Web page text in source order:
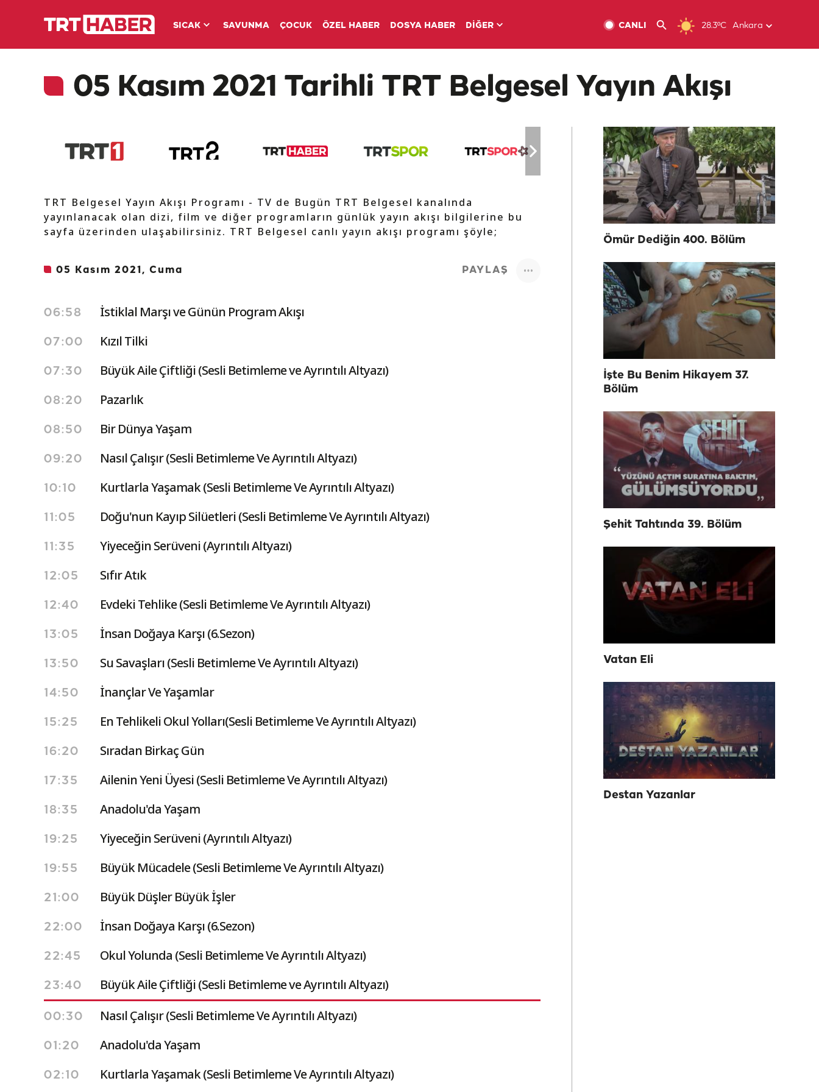
SICAK SAVUNMA ÇOCUK ÖZEL HABER DOSYA HABER DİĞER 28.3ºC Ankara
CANLI
05 Kasım 2021 Tarihli TRT Belgesel Yayın Akışı
TRT Belgesel Yayın Akışı Programı - TV de Bugün TRT Belgesel kanalında
yayınlanacak olan dizi, film ve diğer programların günlük yayın akışı bilgilerine bu
sayfa üzerinden ulaşabilirsiniz. TRT Belgesel canlı yayın akışı programı şöyle;
05 Kasım 2021, Cuma PAYLAŞ
06:58 İstiklal Marşı ve Günün Program Akışı
07:00 Kızıl Tilki
07:30 Büyük Aile Çiftliği (Sesli Betimleme ve Ayrıntılı Altyazı)
08:20 Pazarlık
08:50 Bir Dünya Yaşam
09:20 Nasıl Çalışır (Sesli Betimleme Ve Ayrıntılı Altyazı)
10:10 Kurtlarla Yaşamak (Sesli Betimleme Ve Ayrıntılı Altyazı)
11:05 Doğu'nun Kayıp Silüetleri (Sesli Betimleme Ve Ayrıntılı Altyazı)
11:35 Yiyeceğin Serüveni (Ayrıntılı Altyazı)
12:05 Sıfır Atık
12:40 Evdeki Tehlike (Sesli Betimleme Ve Ayrıntılı Altyazı)
13:05 İnsan Doğaya Karşı (6.Sezon)
13:50 Su Savaşları (Sesli Betimleme Ve Ayrıntılı Altyazı)
14:50 İnançlar Ve Yaşamlar
15:25 En Tehlikeli Okul Yolları(Sesli Betimleme Ve Ayrıntılı Altyazı)
16:20 Sıradan Birkaç Gün
17:35 Ailenin Yeni Üyesi (Sesli Betimleme Ve Ayrıntılı Altyazı)
18:35 Anadolu'da Yaşam
19:25 Yiyeceğin Serüveni (Ayrıntılı Altyazı)
19:55 Büyük Mücadele (Sesli Betimleme Ve Ayrıntılı Altyazı)
21:00 Büyük Düşler Büyük İşler
22:00 İnsan Doğaya Karşı (6.Sezon)
22:45 Okul Yolunda (Sesli Betimleme Ve Ayrıntılı Altyazı)
23:40 Büyük Aile Çiftliği (Sesli Betimleme ve Ayrıntılı Altyazı)
00:30 Nasıl Çalışır (Sesli Betimleme Ve Ayrıntılı Altyazı)
01:20 Anadolu'da Yaşam
02:10 Kurtlarla Yaşamak (Sesli Betimleme Ve Ayrıntılı Altyazı)
Ömür Dediğin 400. Bölüm
İşte Bu Benim Hikayem 37.
Bölüm
Şehit Tahtında 39. Bölüm
Vatan Eli
Destan Yazanlar